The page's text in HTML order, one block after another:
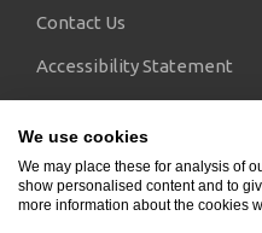
Contact Us
Accessibility Statement
We use cookies
We may place these for analysis of
show personalised content and to
more information about the cookies